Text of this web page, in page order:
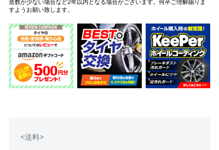
造数が少ない場合など2年以内となる場合がございます。何卒ご理解賜りま
すようお願い致します。
<送料>